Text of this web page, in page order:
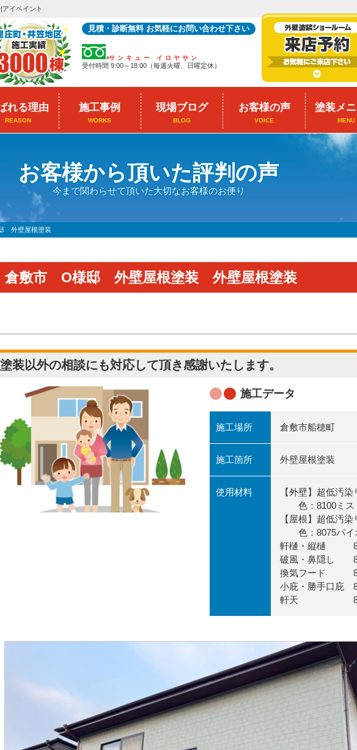
イペイント
見積・診断無料 お気軽にお問い合わせ下さい
サンキュー イロヤサン
受付時間 9:00～18:00（毎週火曜、日曜定休）
れる理由
REASON
施工事例
WORKS
現場ブログ
BLOG
お客様の声
VOICE
塗装メ
MENU
お客様から頂いた評判の声
今まで関わらせて頂いた大切なお客様のお便り
外壁屋根塗装
倉敷市 O様邸 外壁屋根塗装 外壁屋根塗装
塗装以外の相談にも対応して頂き感謝いたします。
施工データ
施工場所 倉敷市船穂町
施工箇所 外壁屋根塗装
使用材料
【外壁】超低汚
色：8100ミス
【屋根】超低汚
色：8075パイ
軒樋・縦樋
破風・鼻隠し
換気フード
小庇・勝手口庇
軒天 8077